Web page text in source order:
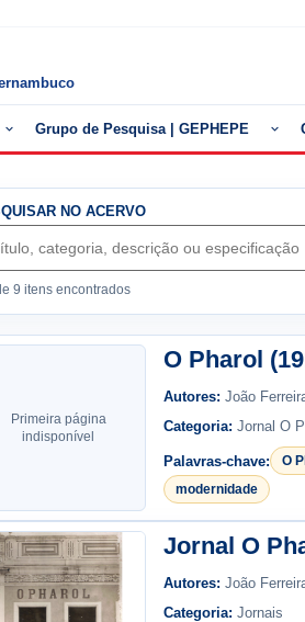
Abrir
Exposições
Grupo de Pesquisa | GEPHEPE
Abrir
de
NO ACERVO
9 itens encontrados
Primeira página
indisponível
O Pharol
Autores: João
Categoria: Jornal O
Palavras-chave: O
modernidade
Jornal O
Autores: João
Categoria: Jornais